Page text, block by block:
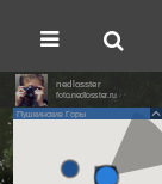
nedlosster
foto.nedlosster.ru
Пушкинские Горы